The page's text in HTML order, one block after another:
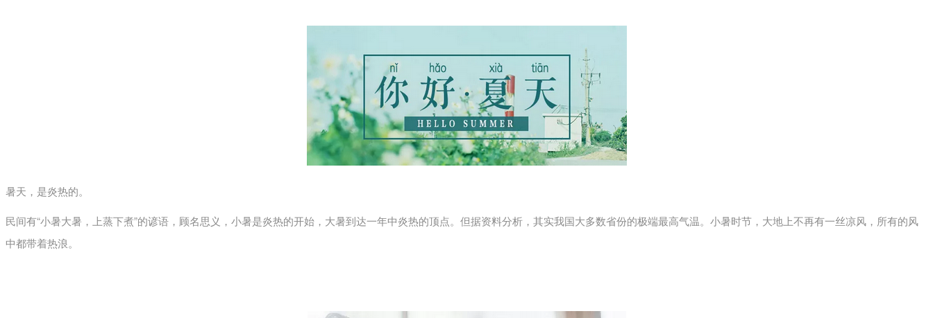
暑天，是炎热的。
民间有“小暑大暑，上蒸下煮”的谚语，顾名思义，小暑是炎热的开始，大暑到达一年中炎热的顶点。但据资料分析，其实我国大多数省份的极端最高气温。小暑时节，大地上不再有一丝凉风，所有的风
中都带着热浪。